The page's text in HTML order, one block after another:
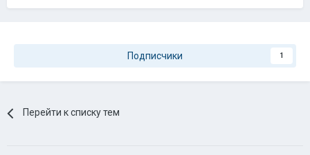
Подписчики 1
Перейти к списку тем